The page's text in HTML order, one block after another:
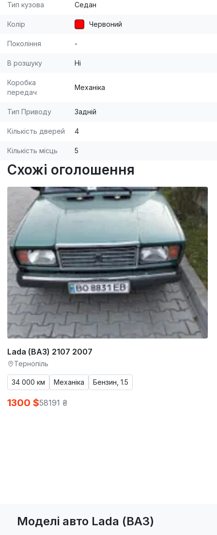
Тип кузова Седан
Колір Червоний
Покоління -
В розшуку Ні
Коробка
передач
Механіка
Тип Приводу Задній
Кількість дверей 4
Кількість місць 5
Схожі оголошення
Lada (ВАЗ) 2107 2007
Тернопіль
34 000 км Механіка Бензин, 1.5
1300 $58191 ₴
Моделі авто Lada (ВАЗ)